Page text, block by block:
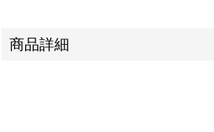
商品詳細